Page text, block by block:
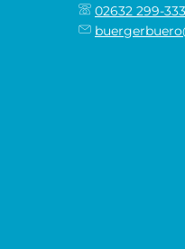
02632 299-333